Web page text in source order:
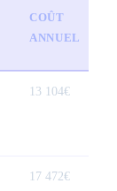
COÛT
ANNUEL
13 104€
17 472€